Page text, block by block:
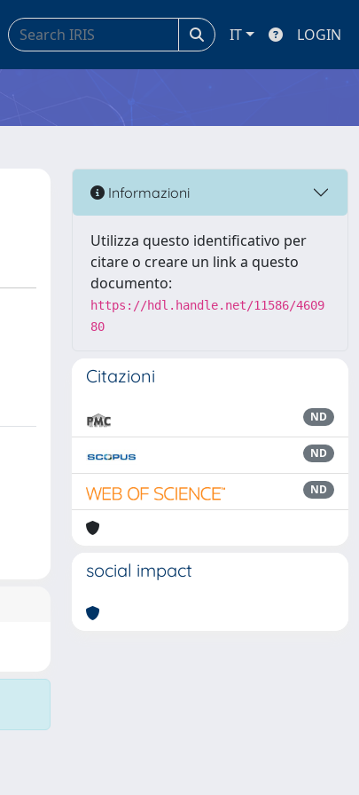
IT LOGIN
Informazioni
Utilizza questo identificativo per
citare o creare un link a questo
documento:
https://hdl.handle.net/11586/4609
80
Citazioni
ND
ND
ND
social impact